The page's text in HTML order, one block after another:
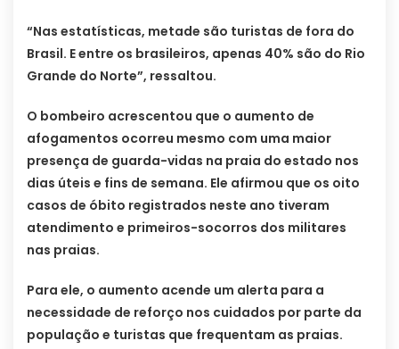
“Nas estatísticas, metade são turistas de fora do
Brasil. E entre os brasileiros, apenas 40% são do Rio
Grande do Norte”, ressaltou.
O bombeiro acrescentou que o aumento de
afogamentos ocorreu mesmo com uma maior
presença de guarda-vidas na praia do estado nos
dias úteis e fins de semana. Ele afirmou que os oito
casos de óbito registrados neste ano tiveram
atendimento e primeiros-socorros dos militares
nas praias.
Para ele, o aumento acende um alerta para a
necessidade de reforço nos cuidados por parte da
população e turistas que frequentam as praias.